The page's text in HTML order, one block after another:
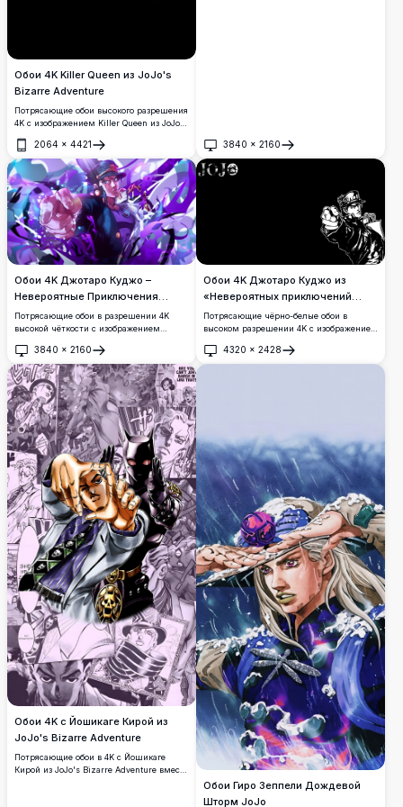
Обои 4K Killer Queen из JoJo's
Bizarre Adventure
Потрясающие обои высокого разрешения
4K с изображением Killer Queen из JoJo's
чёрном фоне. Стенд выполнен в
стильном монохромном стиле с яркими
фиолетовыми японскими канджи
звуковых эффектов.
2064 × 4421
Открыть
3840 × 2160
Открыть
Обои 4K Джотаро Куджо –
Невероятные Приключения
ДжоДжо
Потрясающие обои в разрешении 4K
высокой чёткости с изображением
Приключений ДжоДжо, с динамической
фиолетовой энергией, цепями и мощной
ударной позой в окружении
закручивающихся абстрактных эффектов.
3840 × 2160
Открыть
Обои 4K Джотаро Куджо из
«Невероятных приключений
ДжоДжо»
Потрясающие чёрно-белые обои в
высоком разрешении 4K с изображением
«Невероятных приключений ДжоДжо» —
«Крестоносцы Звёздной Пыли». Смелый
4320 × 2428
Открыть
Обои 4K с Йошикаге Кирой из
JoJo's Bizarre Adventure
Потрясающие обои в 4K с Йошикаге
Кирой из JoJo's Bizarre Adventure вместе
Обои Гиро Зеппели Дождевой
Шторм JoJo